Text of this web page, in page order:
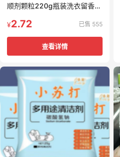
顺剂颗粒220g瓶装洗衣留香珠
¥2.72 已售 555
查看详情